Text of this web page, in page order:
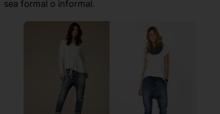
sea formal o informal.